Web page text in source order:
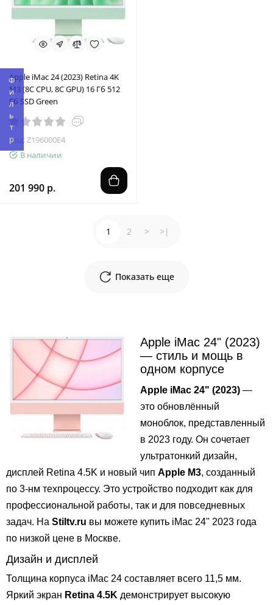
Фильтр
Apple iMac 24 (2023) Retina 4K
M3 (8C CPU, 8C GPU) 16 Гб 512
Гб SSD Green
Код: Z196000E4
В наличии
201 990 р.
Показать еще
1 2 > >|
Apple iMac 24" (2023)
— стиль и мощь в
одном корпусе
Apple iMac 24" (2023) —
это обновлённый
моноблок, представленный
в 2023 году. Он сочетает
ультратонкий дизайн,
дисплей Retina 4.5K и новый чип Apple M3, созданный
по 3-нм техпроцессу. Это устройство подходит как для
профессиональной работы, так и для повседневных
задач. На Stiltv.ru вы можете купить iMac 24" 2023 года
по низкой цене в Москве.
Дизайн и дисплей
Толщина корпуса iMac 24 составляет всего 11,5 мм.
Яркий экран Retina 4.5K демонстрирует высокую